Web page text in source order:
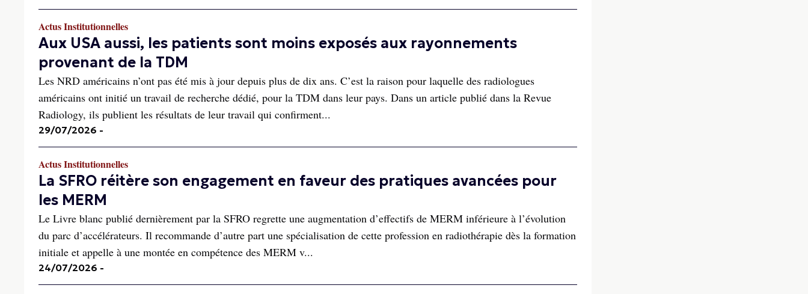
Actus Institutionnelles
Aux USA aussi, les patients sont moins exposés aux rayonnements
provenant de la TDM
Les NRD américains n’ont pas été mis à jour depuis plus de dix ans. C’est la raison pour laquelle des radiologues
américains ont initié un travail de recherche dédié, pour la TDM dans leur pays. Dans un article publié dans la Revue
Radiology, ils publient les résultats de leur travail qui confirment...
29/07/2026 -
Actus Institutionnelles
La SFRO réitère son engagement en faveur des pratiques avancées pour
les MERM
Le Livre blanc publié dernièrement par la SFRO regrette une augmentation d’effectifs de MERM inférieure à l’évolution
du parc d’accélérateurs. Il recommande d’autre part une spécialisation de cette profession en radiothérapie dès la formation
initiale et appelle à une montée en compétence des MERM v...
24/07/2026 -